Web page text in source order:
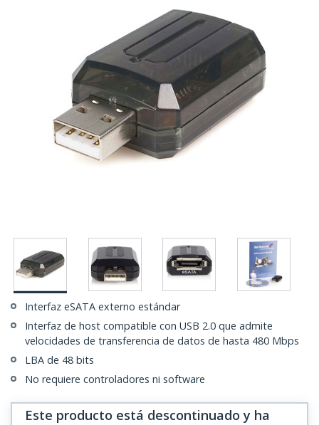
Interfaz eSATA externo estándar
Interfaz de host compatible con USB 2.0 que admite
velocidades de transferencia de datos de hasta 480 Mbps
LBA de 48 bits
No requiere controladores ni software
Este producto está descontinuado y ha